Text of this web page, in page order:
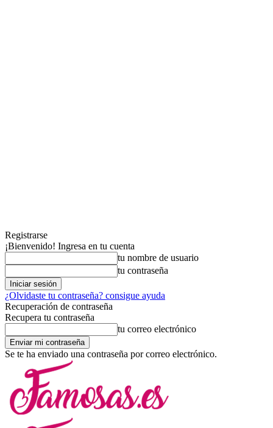
Registrarse
¡Bienvenido! Ingresa en tu cuenta
tu nombre de usuario
tu contraseña
¿Olvidaste tu contraseña? consigue ayuda
Recuperación de contraseña
Recupera tu contraseña
tu correo electrónico
Se te ha enviado una contraseña por correo electrónico.